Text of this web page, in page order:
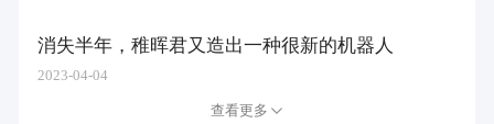
消失半年，稚晖君又造出一种很新的机器人
2023-04-04
查看更多